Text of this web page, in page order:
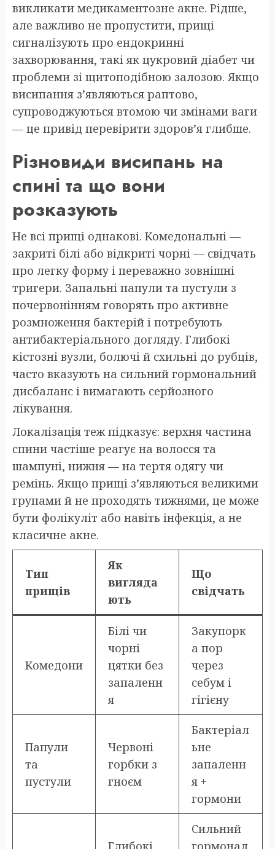
викликати медикаментозне акне. Рідше,
але важливо не пропустити, прищі
сигналізують про ендокринні
захворювання, такі як цукровий діабет чи
проблеми зі щитоподібною залозою. Якщо
висипання з’являються раптово,
супроводжуються втомою чи змінами ваги
— це привід перевірити здоров’я глибше.
Різновиди висипань на
спині та що вони
розказують
Не всі прищі однакові. Комедональні —
закриті білі або відкриті чорні — свідчать
про легку форму і переважно зовнішні
тригери. Запальні папули та пустули з
почервонінням говорять про активне
розмноження бактерій і потребують
антибактеріального догляду. Глибокі
кістозні вузли, болючі й схильні до рубців,
часто вказують на сильний гормональний
дисбаланс і вимагають серйозного
лікування.
Локалізація теж підказує: верхня частина
спини частіше реагує на волосся та
шампуні, нижня — на тертя одягу чи
ремінь. Якщо прищі з’являються великими
групами й не проходять тижнями, це може
бути фолікуліт або навіть інфекція, а не
класичне акне.
Тип
прищів
Як
вигляда
ють
Що
свідчать
Комедони
Білі чи
чорні
цятки без
запаленн
я
Закупорк
а пор
через
себум і
гігієну
Папули
та
пустули
Червоні
горбки з
гноєм
Бактеріал
ьне
запаленн
я +
гормони
Сильний